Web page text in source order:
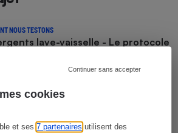
cookies
et ses7 partenaires utilisent des
Continuer sans accepter
NOUS TESTONS
lave-vaisselle - Le protocole
lave-vaisselle - Les tout-en-